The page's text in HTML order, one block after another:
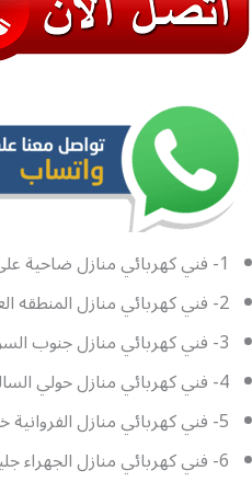
1- فني كهربائي منازل ضاحية علي صباح السالم
2- فني كهربائي منازل المنطقه العاشره
3- فني كهربائي منازل جنوب السرة
4- فني كهربائي منازل حولي السالمية
5- فني كهربائي منازل الفروانية خيطان
6- فني كهربائي منازل الجهراء جليب الشيوخ